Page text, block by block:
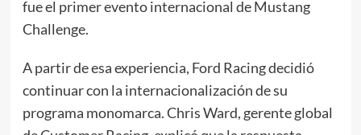
fue el primer evento internacional de Mustang
Challenge.
A partir de esa experiencia, Ford Racing decidió
continuar con la internacionalización de su
programa monomarca. Chris Ward, gerente global